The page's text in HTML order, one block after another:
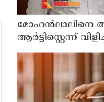
മോഹന്‍ലാലിനെ
ആര്‍ട്ടിസ്റ്റെന്ന്
ഇഷ്ടമായില്ല,
പിന്മാറി;
ജോസഫ്